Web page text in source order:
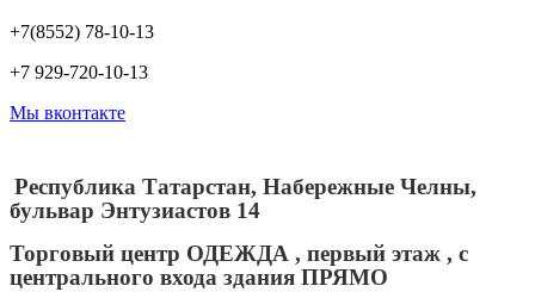
+7(8552) 78-10-13
+7 929-720-10-13
Мы вконтакте
Республика Татарстан, Набережные Челны,
бульвар Энтузиастов 14
Торговый центр ОДЕЖДА , первый этаж , с
центрального входа здания ПРЯМО